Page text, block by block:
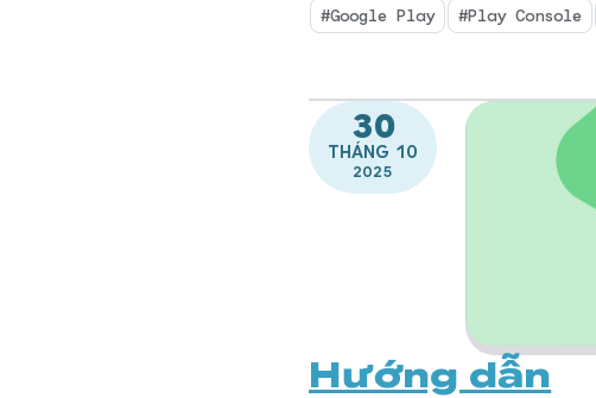
#Google Play #Play Console
30
THÁNG 10
2025
Hướng dẫn